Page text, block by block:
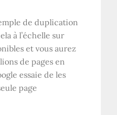
de duplication
à l’échelle sur
et vous aurez
de pages en
essaie de les
page